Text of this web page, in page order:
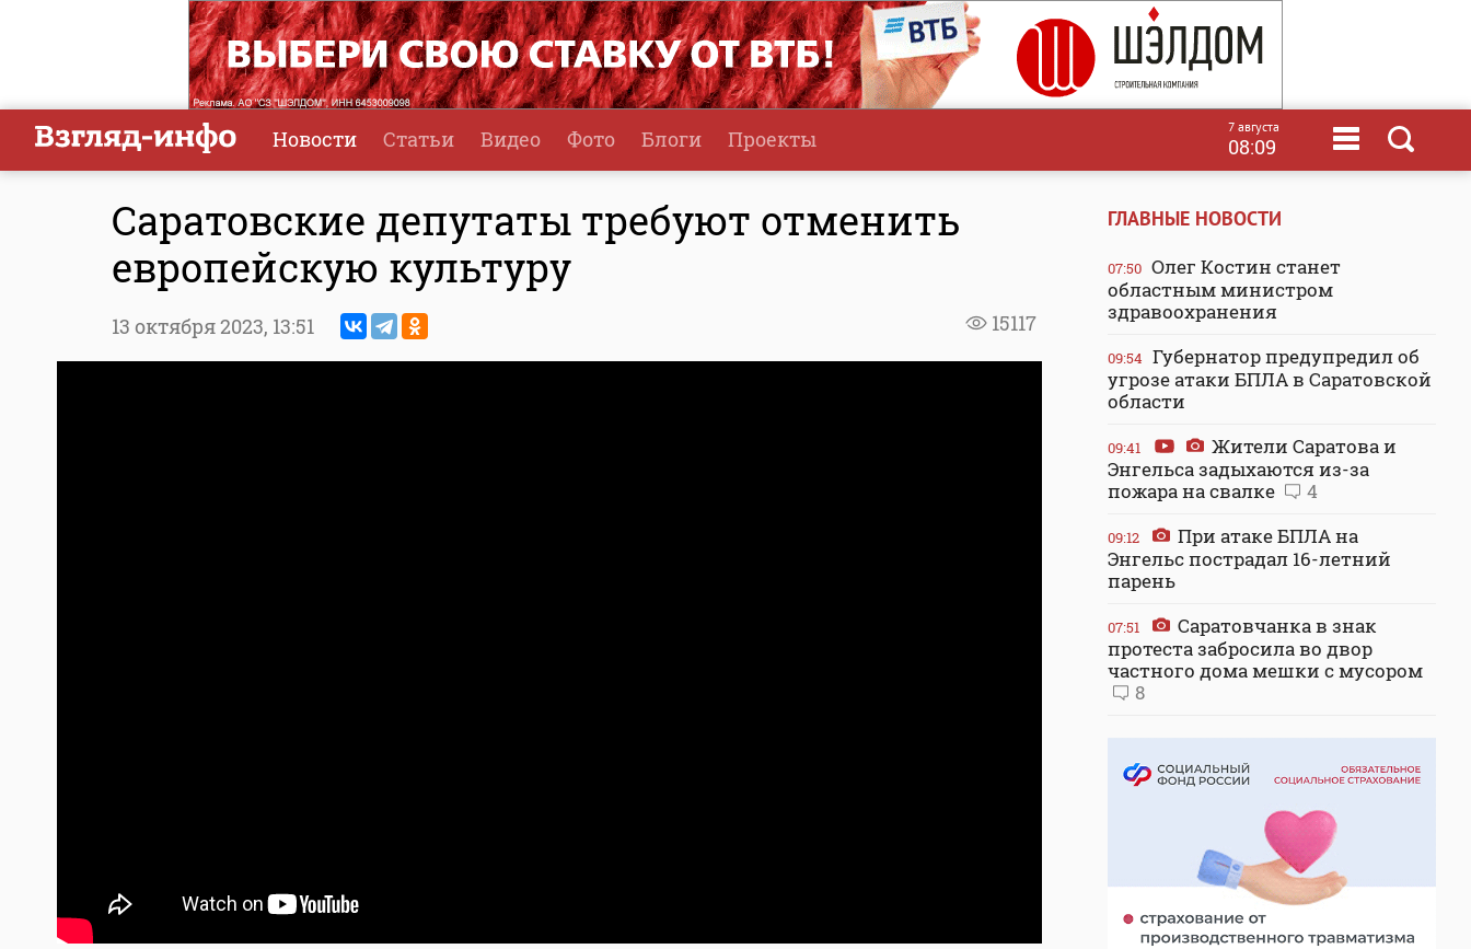
Новости Статьи Видео Фото Блоги Проекты 7 августа
08:09
Саратовские депутаты требуют отменить
европейскую культуру
15117
13 октября 2023, 13:51
ГЛАВНЫЕ НОВОСТИ
07:50 Олег Костин станет
областным министром
здравоохранения
09:54 Губернатор предупредил об
угрозе атаки БПЛА в Саратовской
области
09:41
Жители Саратова и
Энгельса задыхаются из-за
пожара на свалке
4
09:12
При атаке БПЛА на
Энгельс пострадал 16-летний
парень
07:51
Саратовчанка в знак
протеста забросила во двор
частного дома мешки с мусором
8